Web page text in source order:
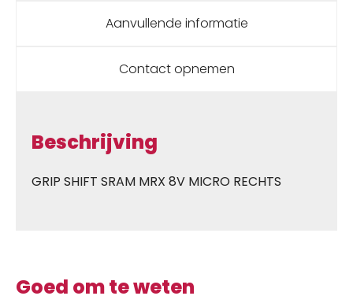
Aanvullende informatie
Contact opnemen
Beschrijving
GRIP SHIFT SRAM MRX 8V MICRO RECHTS
Goed om te weten